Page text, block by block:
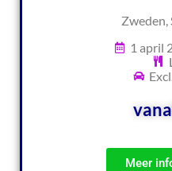
Zweden,
1 april
Meer